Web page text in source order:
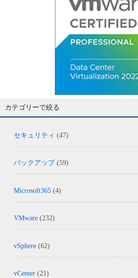
カテゴリーで絞る
セキュリティ (47)
バックアップ(59)
Microsoft365 (4)
VMware (232)
vSphere (62)
vCenter (21)